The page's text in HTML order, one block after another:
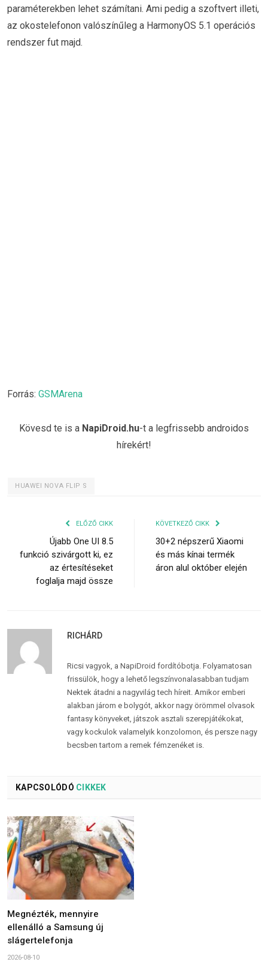
paraméterekben lehet számítani. Ami pedig a szoftvert illeti,
az okostelefonon valószínűleg a HarmonyOS 5.1 operációs
rendszer fut majd.
Forrás: GSMArena
Kövesd te is a NapiDroid.hu-t a legfrissebb androidos
hírekért!
HUAWEI NOVA FLIP S
ELŐZŐ CIKK
Újabb One UI 8.5
funkció szivárgott ki, ez
az értesítéseket
foglalja majd össze
KÖVETKEZŐ CIKK
30+2 népszerű Xiaomi
és más kínai termék
áron alul október elején
RICHÁRD
Ricsi vagyok, a NapiDroid fordítóbotja. Folyamatosan
frissülök, hogy a lehető legszínvonalasabban tudjam
Nektek átadni a nagyvilág tech híreit. Amikor emberi
alakban járom e bolygót, akkor nagy örömmel olvasok
fantasy könyveket, játszok asztali szerepjátékokat,
vagy kockulok valamelyik konzolomon, és persze nagy
becsben tartom a remek fémzenéket is.
KAPCSOLÓDÓ CIKKEK
Megnézték, mennyire
ellenálló a Samsung új
slágertelefonja
2026-08-10